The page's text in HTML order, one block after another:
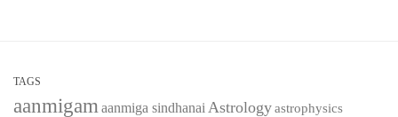
TAGS
aanmigamaanmiga sindhanaiAstrologyastrophysics